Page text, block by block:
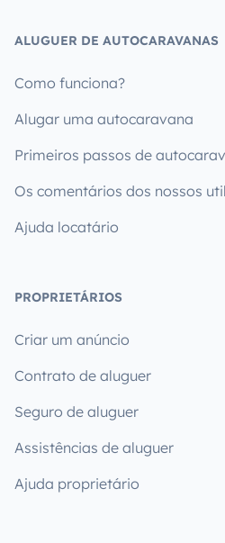
ALUGUER DE AUTOCARAVANAS
Como funciona?
Alugar uma autocaravana
Primeiros passos de
Os comentários dos nossos
Ajuda locatário
PROPRIETÁRIOS
Criar um anúncio
Contrato de aluguer
Seguro de aluguer
Assistências de aluguer
Ajuda proprietário